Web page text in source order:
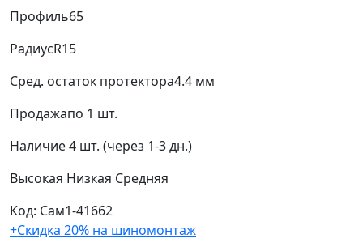
Профиль65
РадиусR15
Сред. остаток протектора4.4 мм
Продажапо 1 шт.
Наличие4 шт. (через 1-3 дн.)
Высокая Низкая Средняя
Код: Сам1-41662
+Скидка 20% на шиномонтаж